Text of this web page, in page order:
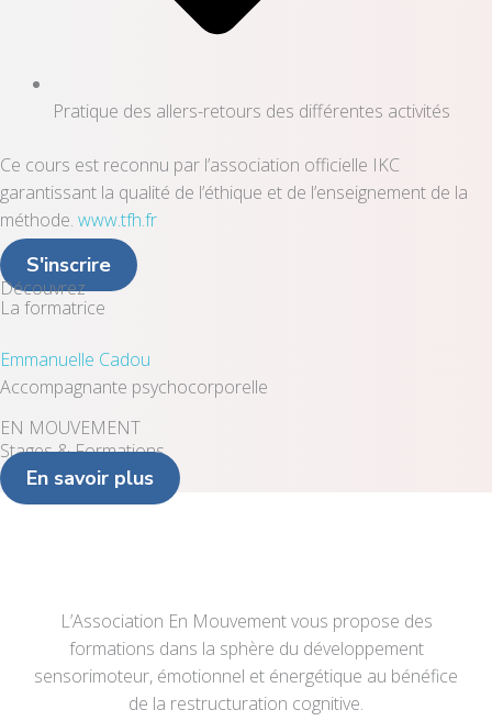
Pratique des allers-retours des différentes activités
Ce cours est reconnu par l’association officielle IKC
garantissant la qualité de l’éthique et de l’enseignement de la
méthode. www.tfh.fr
S'inscrire
Découvrez
La formatrice
Emmanuelle Cadou
Accompagnante psychocorporelle
EN MOUVEMENT
Stages & Formations
En savoir plus
L’Association En Mouvement vous propose des
formations dans la sphère du développement
sensorimoteur, émotionnel et énergétique au bénéfice
de la restructuration cognitive.